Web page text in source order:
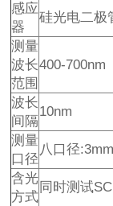
感应
器
硅光电二极
测量
波长
范围
400-700nm
波长
间隔
10nm
测量
口径
八口径
含光
方式
同时测试